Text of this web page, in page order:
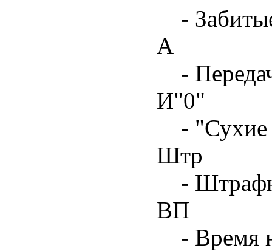
-
А
-
И"0"
-
Штр
-
ВП
- Время